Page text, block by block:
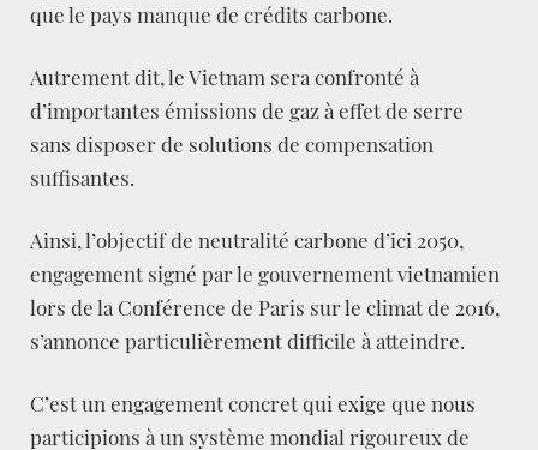
que le pays manque de crédits carbone.
Autrement dit, le Vietnam sera confronté à
d’importantes émissions de gaz à effet de serre
sans disposer de solutions de compensation
suffisantes.
Ainsi, l’objectif de neutralité carbone d’ici 2050,
engagement signé par le gouvernement vietnamien
lors de la Conférence de Paris sur le climat de 2016,
s’annonce particulièrement difficile à atteindre.
C’est un engagement concret qui exige que nous
participions à un système mondial rigoureux de